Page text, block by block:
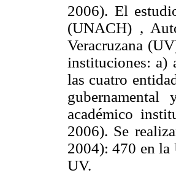
2006). El
(UNACH) ,
Veracruzana
instituciones: a)
las cuatro
académico
2006). Se
2004): 470 en
UV.